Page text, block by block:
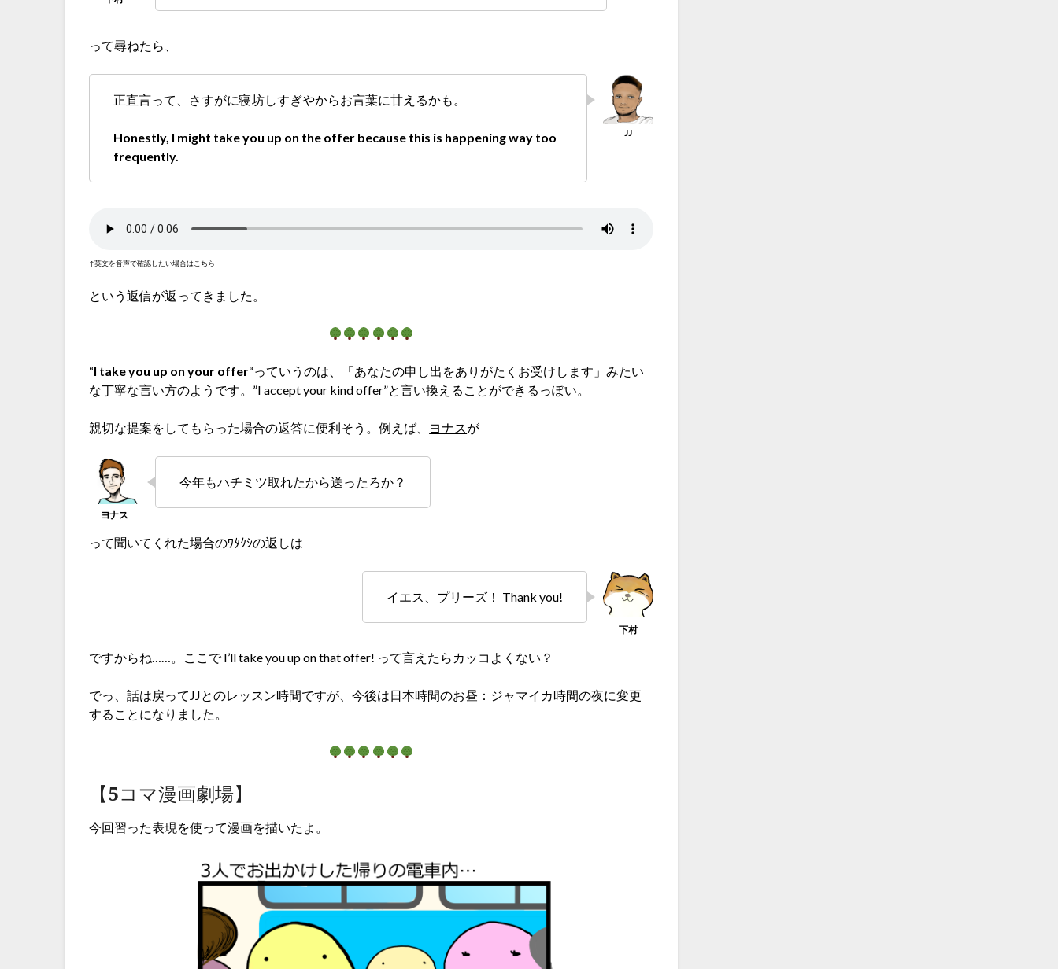
って尋ねたら、
正直言って、さすがに寝坊しすぎやからお言葉に甘えるかも。
Honestly, I might take you up on the offer because this is happening way too
frequently.
↑英文を音声で確認したい場合はこちら
という返信が返ってきました。
“I take you up on your offer“っていうのは、「あなたの申し出をありがたくお受けします」みたい
な丁寧な言い方のようです。”I accept your kind offer”と言い換えることができるっぽい。
親切な提案をしてもらった場合の返答に便利そう。例えば、 ヨナスが
今年もハチミツ取れたから送ったろか？
って聞いてくれた場合のﾜﾀｸｼの返しは
イエス、プリーズ！ Thank you!
ですからね……。ここで I’ll take you up on that offer! って言えたらカッコよくない？
でっ、話は戻ってJJとのレッスン時間ですが、今後は日本時間のお昼：ジャマイカ時間の夜に変更
することになりました。
【5コマ漫画劇場】
今回習った表現を使って漫画を描いたよ。